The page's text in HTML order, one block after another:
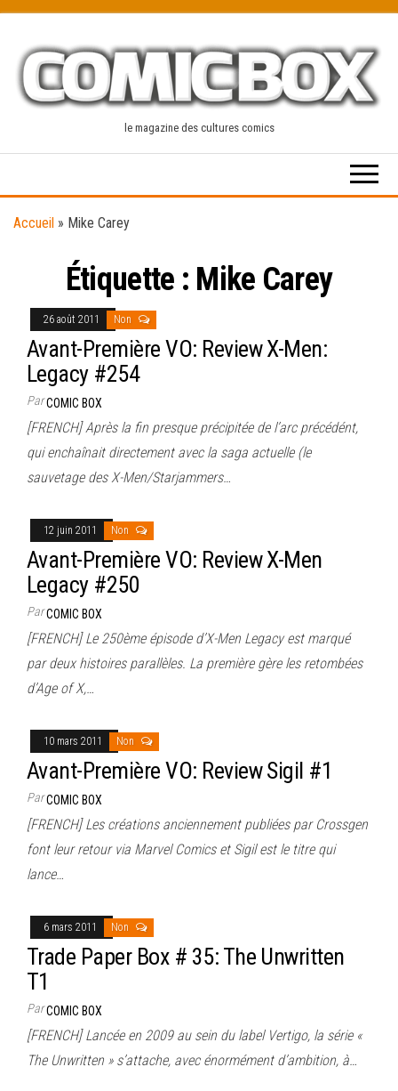
content
le magazine des cultures comics
Accueil » Mike Carey
Étiquette : Mike Carey
26 août 2011 Non
Avant-Première VO: Review X-Men:
Legacy #254
ParCOMIC BOX
[FRENCH] Après la fin presque précipitée de l’arc précédént,
qui enchaînait directement avec la saga actuelle (le
sauvetage des X-Men/Starjammers…
12 juin 2011 Non
Avant-Première VO: Review X-Men
Legacy #250
ParCOMIC BOX
[FRENCH] Le 250ème épisode d’X-Men Legacy est marqué
par deux histoires parallèles. La première gère les retombées
d’Age of X,…
10 mars 2011 Non
Avant-Première VO: Review Sigil #1
ParCOMIC BOX
[FRENCH] Les créations anciennement publiées par Crossgen
font leur retour via Marvel Comics et Sigil est le titre qui
lance…
6 mars 2011 Non
Trade Paper Box # 35: The Unwritten
T1
ParCOMIC BOX
[FRENCH] Lancée en 2009 au sein du label Vertigo, la série «
The Unwritten » s’attache, avec énormément d’ambition, à…